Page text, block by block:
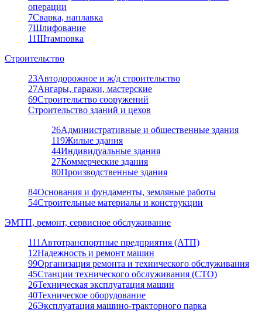
операции
7Сварка, наплавка
7Шлифование
11Штамповка
Строительство
23Автодорожное и ж/д строительство
27Ангары, гаражи, мастерские
69Строительство сооружений
Строительство зданий и цехов
26Административные и общественные здания
119Жилые здания
44Индивидуальные здания
27Коммерческие здания
80Производственные здания
84Основания и фундаменты, земляные работы
54Строительные материалы и конструкции
ЭМТП, ремонт, сервисное обслуживание
111 Автотранспортные предприятия (АТП)
12Надежность и ремонт машин
99Организация ремонта и технического обслуживания
45Станции технического обслуживания (СТО)
26Техническая эксплуатация машин
40Техническое оборудование
26Эксплуатация машино-тракторного парка